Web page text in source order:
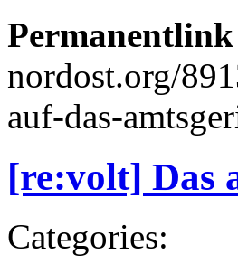
nordost.org/
auf-das-
[re:volt] Das
Categories: